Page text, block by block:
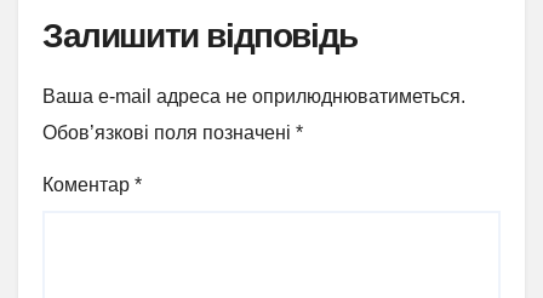
Залишити відповідь
Ваша e-mail адреса не оприлюднюватиметься.
Обов’язкові поля позначені *
Коментар *